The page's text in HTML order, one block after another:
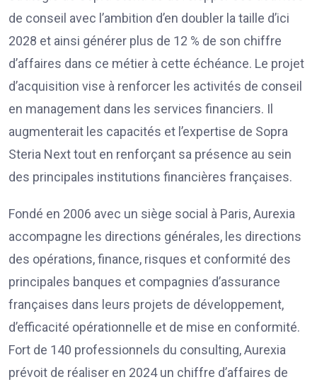
de conseil avec l’ambition d’en doubler la taille d’ici
2028 et ainsi générer plus de 12 % de son chiffre
d’affaires dans ce métier à cette échéance. Le projet
d’acquisition vise à renforcer les activités de conseil
en management dans les services financiers. Il
augmenterait les capacités et l’expertise de Sopra
Steria Next tout en renforçant sa présence au sein
des principales institutions financières françaises.
Fondé en 2006 avec un siège social à Paris, Aurexia
accompagne les directions générales, les directions
des opérations, finance, risques et conformité des
principales banques et compagnies d’assurance
françaises dans leurs projets de développement,
d’efficacité opérationnelle et de mise en conformité.
Fort de 140 professionnels du consulting, Aurexia
prévoit de réaliser en 2024 un chiffre d’affaires de